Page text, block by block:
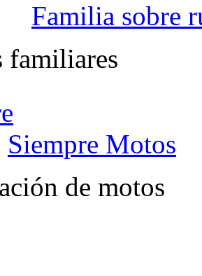
Familia sobre
familiares
Siempre Motos
de motos